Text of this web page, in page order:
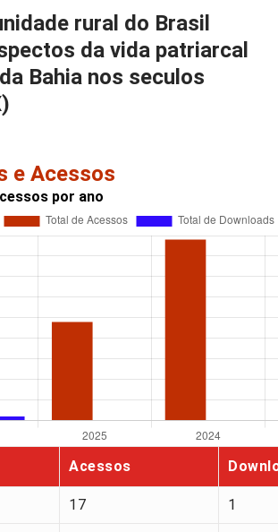
rural do Brasil
da vida patriarcal
Bahia nos seculos
e Acessos
por ano
Acessos
17 1